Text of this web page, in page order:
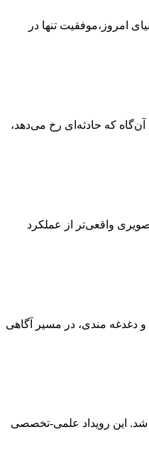
امروز،موفقیت تنها در
که حادثه‌ای رخ می‌دهد،
واقعی‌تر از عملکرد
دغدغه‌ مندی، در مسیر آگاهی‌
و «تأثیر اجتماعی» در ۲۹ بهمن‌ماه سال جاری برگزار خواهد شد. این رویداد علمی-تخصصی